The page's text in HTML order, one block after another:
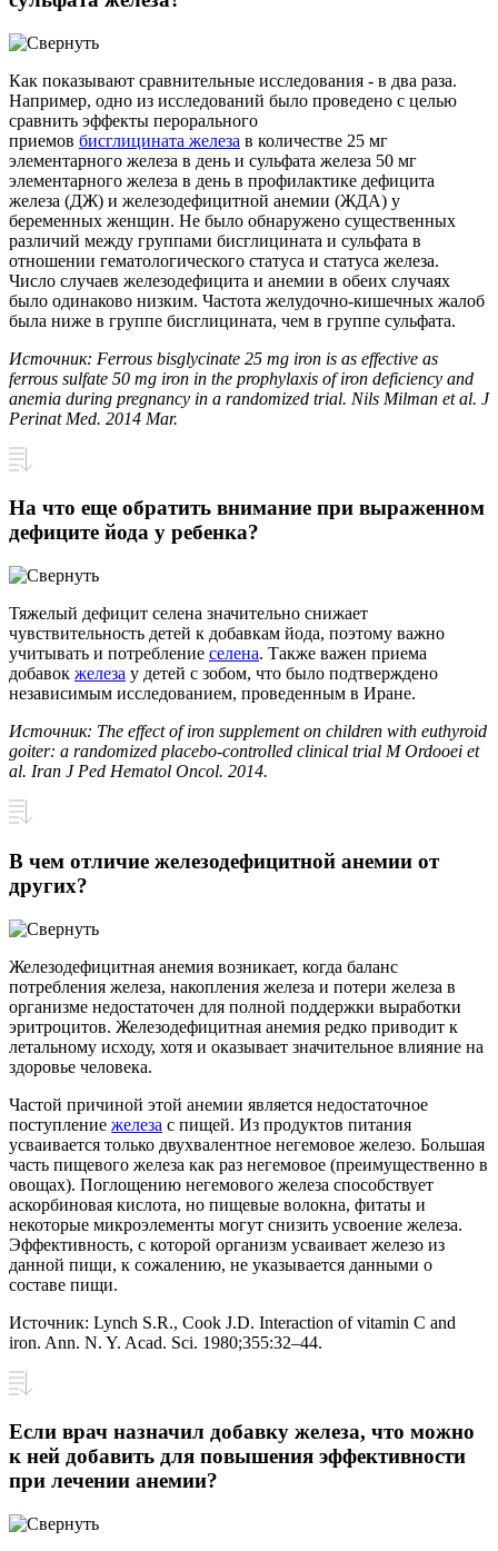
Как показывают сравнительные исследования - в два раза.
Например, одно из исследований было проведено с целью
сравнить эффекты перорального
приемов бисглицината железа в количестве 25 мг
элементарного железа в день и сульфата железа 50 мг
элементарного железа в день в профилактике дефицита
железа (ДЖ) и железодефицитной анемии (ЖДА) у
беременных женщин. Не было обнаружено существенных
различий между группами бисглицината и сульфата в
отношении гематологического статуса и статуса железа.
Число случаев железодефицита и анемии в обеих случаях
было одинаково низким. Частота желудочно-кишечных жалоб
была ниже в группе бисглицината, чем в группе сульфата.
Источник: Ferrous bisglycinate 25 mg iron is as effective as
ferrous sulfate 50 mg iron in the prophylaxis of iron deficiency and
anemia during pregnancy in a randomized trial. Nils Milman et al. J
Perinat Med. 2014 Mar.
На что еще обратить внимание при выраженном
дефиците йода у ребенка?
Тяжелый дефицит селена значительно снижает
чувствительность детей к добавкам йода, поэтому важно
учитывать и потребление селена. Также важен приема
добавок железа у детей с зобом, что было подтверждено
независимым исследованием, проведенным в Иране.
Источник: The effect of iron supplement on children with euthyroid
goiter: a randomized placebo-controlled clinical trial M Ordooei et
al. Iran J Ped Hematol Oncol. 2014.
В чем отличие железодефицитной анемии от
других?
Железодефицитная анемия возникает, когда баланс
потребления железа, накопления железа и потери железа в
организме недостаточен для полной поддержки выработки
эритроцитов. Железодефицитная анемия редко приводит к
летальному исходу, хотя и оказывает значительное влияние на
здоровье человека.
Частой причиной этой анемии является недостаточное
поступление железа с пищей. Из продуктов питания
усваивается только двухвалентное негемовое железо. Большая
часть пищевого железа как раз негемовое (преимущественно в
овощах). Поглощению негемового железа способствует
аскорбиновая кислота, но пищевые волокна, фитаты и
некоторые микроэлементы могут снизить усвоение железа.
Эффективность, с которой организм усваивает железо из
данной пищи, к сожалению, не указывается данными о
составе пищи.
Источник: Lynch S.R., Cook J.D. Interaction of vitamin C and
iron. Ann. N. Y. Acad. Sci. 1980;355:32–44.
Если врач назначил добавку железа, что можно
к ней добавить для повышения эффективности
при лечении анемии?